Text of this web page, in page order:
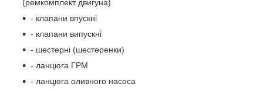
(ремкомплект двигуна)
- клапани впускні
- клапани випускні
- шестерні (шестеренки)
- ланцюга ГРМ
- ланцюга оливного насоса